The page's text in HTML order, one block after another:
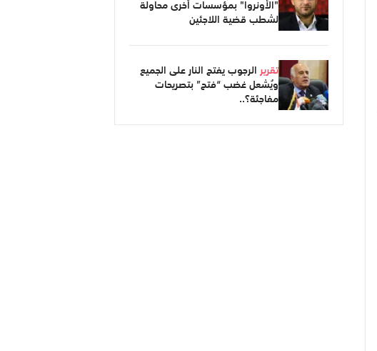
"الأونروا" بمؤسسات أخرى محاولة
لشطب قضية اللاجئين
تقرير الرجوب يفتح النار على الجميع
ويُشعل غضب “فتح” بتصريحات
مفاجئة؟..